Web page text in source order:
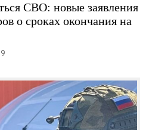
СВО: новые заявления
о сроках окончания на